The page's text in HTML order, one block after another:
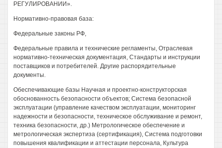
РЕГУЛИРОВАНИИ».
Нормативно-правовая база:
Федеральные законы РФ,
Федеральные правила и технические регламенты, Отраслевая
нормативно-техническая документация, Стандарты и инструкции
поставщиков и потребителей. Другие распорядительные
документы.
Обеспечивающие базы Научная и проектно-конструкторская
обоснованность безопасности объектов; Система безопасной
эксплуатации (управление качеством эксплуатации, мониторинг
надежности и безопасности, техническое обслуживание и ремонт,
техника безопасности, др.) Метрологическое обеспечение и
метрологическая экспертиза (сертификация), Система подготовки
повышения квалификации и аттестации персонала, Культура